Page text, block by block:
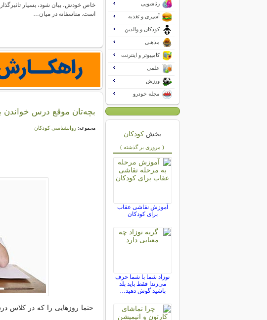
خاص خودش، بیان شود، بسیار تاثیرگذار
است. متاسفانه در میان…
بچه‌تان موقع درس
مجموعه:روانشناسی کودکان
حتما روزهایی را که در کلاس
زناشویی
آشپزی و تغذیه
کودکان و والدین
مذهبی
کامپیوتر و اینترنت
علمی
ورزش
مجله خودرو
بخش کودکان
( مروری بر گذشته )
آموزش نقاشی عقاب
برای کودکان
نوزاد شما با شما حرف
می‌زند! فقط باید بلد
باشید گوش دهید…